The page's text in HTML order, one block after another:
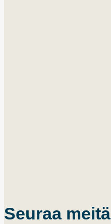
Seuraa meitä